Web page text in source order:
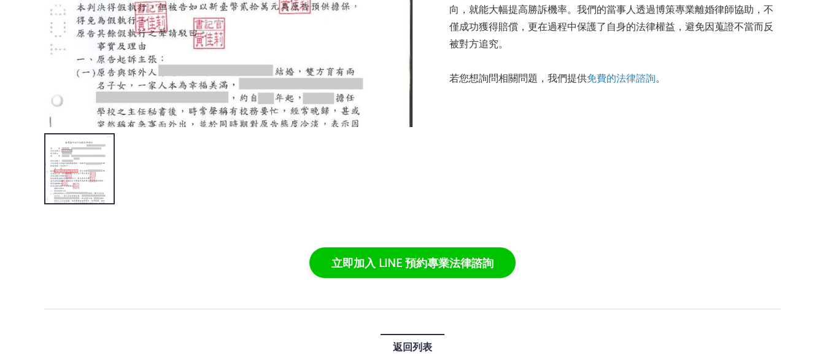
向，就能大幅提高勝訴機率。我們的當事人透過博策專業離婚律師協助，不
僅成功獲得賠償，更在過程中保護了自身的法律權益，避免因蒐證不當而反
被對方追究。
若您想詢問相關問題，我們提供免費的法律諮詢。
立即加入 LINE 預約專業法律諮詢
返回列表